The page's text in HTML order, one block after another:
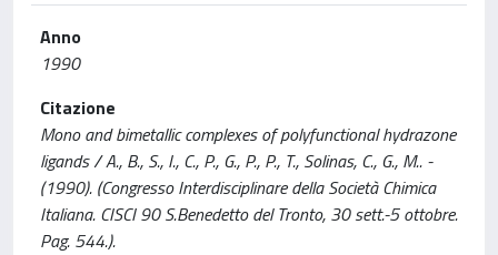
Anno
1990
Citazione
Mono and bimetallic complexes of polyfunctional hydrazone
ligands / A., B., S., I., C., P., G., P., P., T., Solinas, C., G., M.. -
(1990). (Congresso Interdisciplinare della Società Chimica
Italiana. CISCI 90 S.Benedetto del Tronto, 30 sett.-5 ottobre.
Pag. 544.).